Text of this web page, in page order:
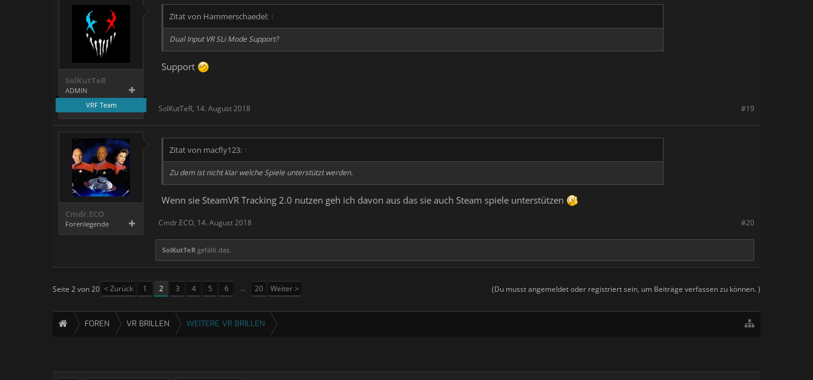
SolKutTeR
ADMIN
VRF Team
Zitat von Hammerschaedel: ↑
Dual Input VR SLi Mode Support?
Support
#19
SolKutTeR, 14. August 2018
Cmdr.ECO
Forenlegende
Zitat von macfly123: ↑
Zu dem ist nicht klar welche Spiele unterstützt werden.
Wenn sie SteamVR Tracking 2.0 nutzen geh ich davon aus das sie auch Steam spiele unterstützen
#20
Cmdr.ECO, 14. August 2018
SolKutTeR gefällt das.
(Du musst angemeldet oder registriert sein, um Beiträge verfassen zu können. )
Seite 2 von 20 < Zurück 1 2 3 4 5 6 → 20 Weiter >
FOREN VR BRILLEN WEITERE VR BRILLEN